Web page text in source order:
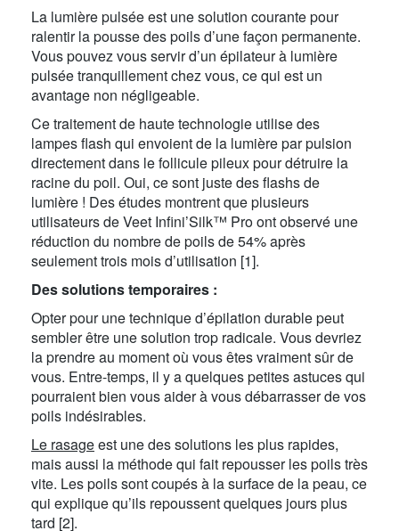
La lumière pulsée est une solution courante pour
ralentir la pousse des poils d’une façon permanente.
Vous pouvez vous servir d’un épilateur à lumière
pulsée tranquillement chez vous, ce qui est un
avantage non négligeable.
Ce traitement de haute technologie utilise des
lampes flash qui envoient de la lumière par pulsion
directement dans le follicule pileux pour détruire la
racine du poil. Oui, ce sont juste des flashs de
lumière ! Des études montrent que plusieurs
utilisateurs de Veet Infini’Silk™ Pro ont observé une
réduction du nombre de poils de 54% après
seulement trois mois d’utilisation [1].
Des solutions temporaires :
Opter pour une technique d’épilation durable peut
sembler être une solution trop radicale. Vous devriez
la prendre au moment où vous êtes vraiment sûr de
vous. Entre-temps, il y a quelques petites astuces qui
pourraient bien vous aider à vous débarrasser de vos
poils indésirables.
Le rasageest une des solutions les plus rapides,
mais aussi la méthode qui fait repousser les poils très
vite. Les poils sont coupés à la surface de la peau, ce
qui explique qu’ils repoussent quelques jours plus
tard [2].